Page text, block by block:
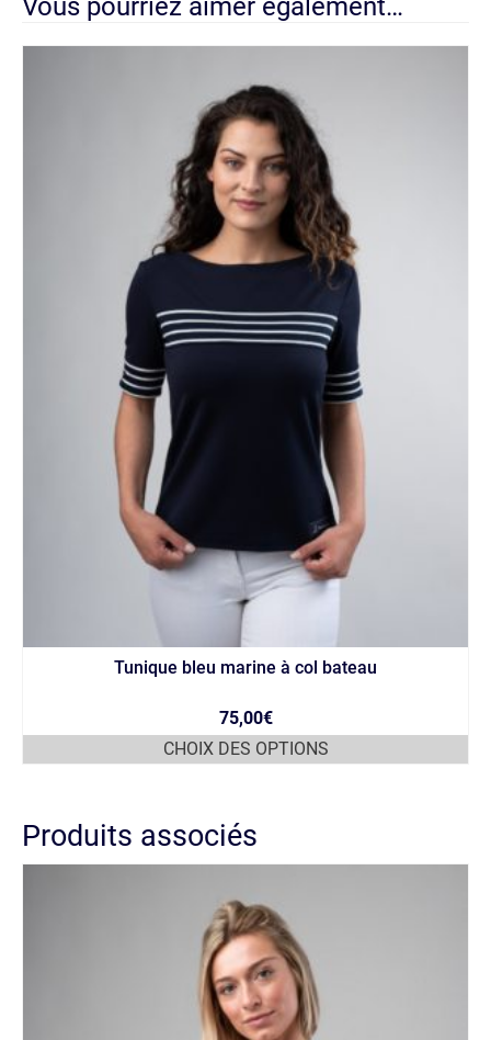
Tunique bleu marine à col bateau
75,00€
CHOIX DES OPTIONS
plusieurs
variations.
Les
peuvent
être
choisies
sur
la
page
du
Produits associés